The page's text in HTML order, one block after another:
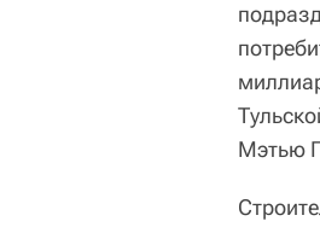
Мэтью